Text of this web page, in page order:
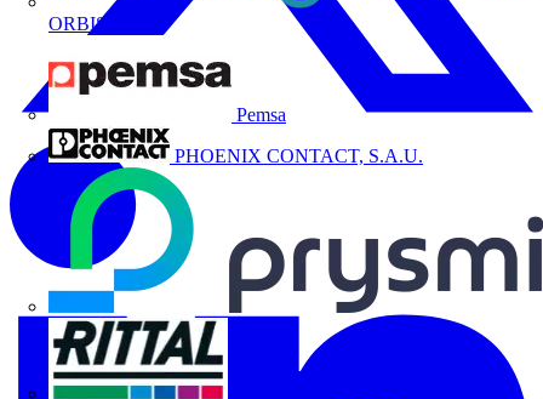
ORBIS
Pemsa
PHOENIX CONTACT, S.A.U.